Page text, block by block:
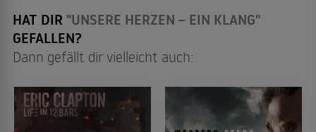
HAT DIR "UNSERE HERZEN – EIN KLANG"
GEFALLEN?
Dann gefällt dir vielleicht auch: